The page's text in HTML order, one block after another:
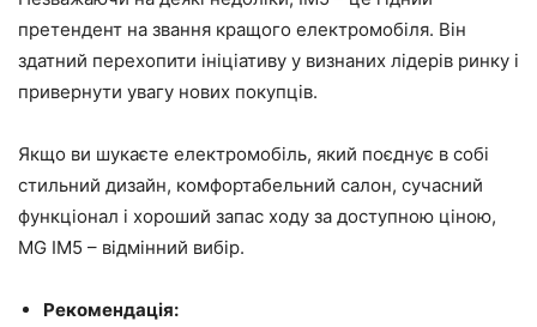
претендент на звання кращого електромобіля. Він
здатний перехопити ініціативу у визнаних лідерів ринку і
привернути увагу нових покупців.
Якщо ви шукаєте електромобіль, який поєднує в собі
стильний дизайн, комфортабельний салон, сучасний
функціонал і хороший запас ходу за доступною ціною,
MG IM5 – відмінний вибір.
Рекомендація: